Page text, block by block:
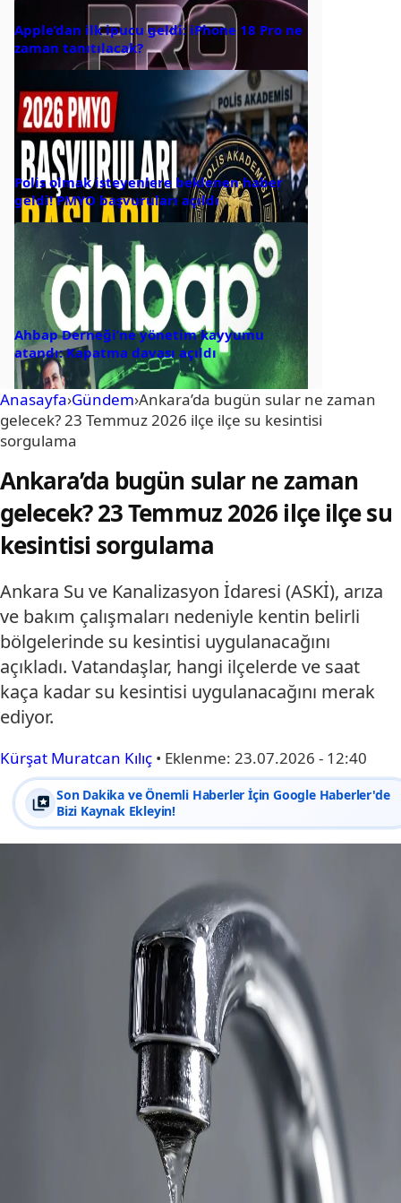
Apple’dan ilk ipucu geldi: iPhone 18 Pro ne
zaman tanıtılacak?
Polis olmak isteyenlere beklenen haber
geldi! PMYO başvuruları açıldı
Ahbap Derneği’ne yönetim kayyumu
atandı: Kapatma davası açıldı
Anasayfa›Gündem›Ankara’da bugün sular ne zaman
gelecek? 23 Temmuz 2026 ilçe ilçe su kesintisi
sorgulama
Ankara’da bugün sular ne zaman
gelecek? 23 Temmuz 2026 ilçe ilçe su
kesintisi sorgulama
Ankara Su ve Kanalizasyon İdaresi (ASKİ), arıza
ve bakım çalışmaları nedeniyle kentin belirli
bölgelerinde su kesintisi uygulanacağını
açıkladı. Vatandaşlar, hangi ilçelerde ve saat
kaça kadar su kesintisi uygulanacağını merak
ediyor.
Kürşat Muratcan Kılıç • Eklenme: 23.07.2026 - 12:40
Son Dakika ve Önemli Haberler İçin Google Haberler'de
Bizi Kaynak Ekleyin!